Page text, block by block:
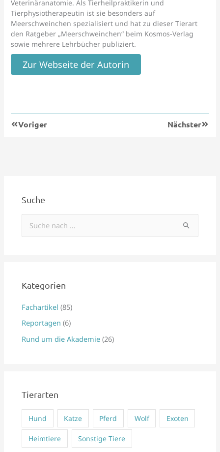
Veterinäranatomie. Als Tierheilpraktikerin und
Tierphysiotherapeutin ist sie besonders auf
Meerschweinchen spezialisiert und hat zu dieser Tierart
den Ratgeber „Meerschweinchen“ beim Kosmos-Verlag
sowie mehrere Lehrbücher publiziert.
Zur Webseite der Autorin
Voriger Nächster
Suche
e
n
a
c
Kategorien
Fachartikel (85)
Reportagen (6)
Rund um die Akademie (26)
Tierarten
Hund Katze Pferd Wolf Exoten
Heimtiere Sonstige Tiere